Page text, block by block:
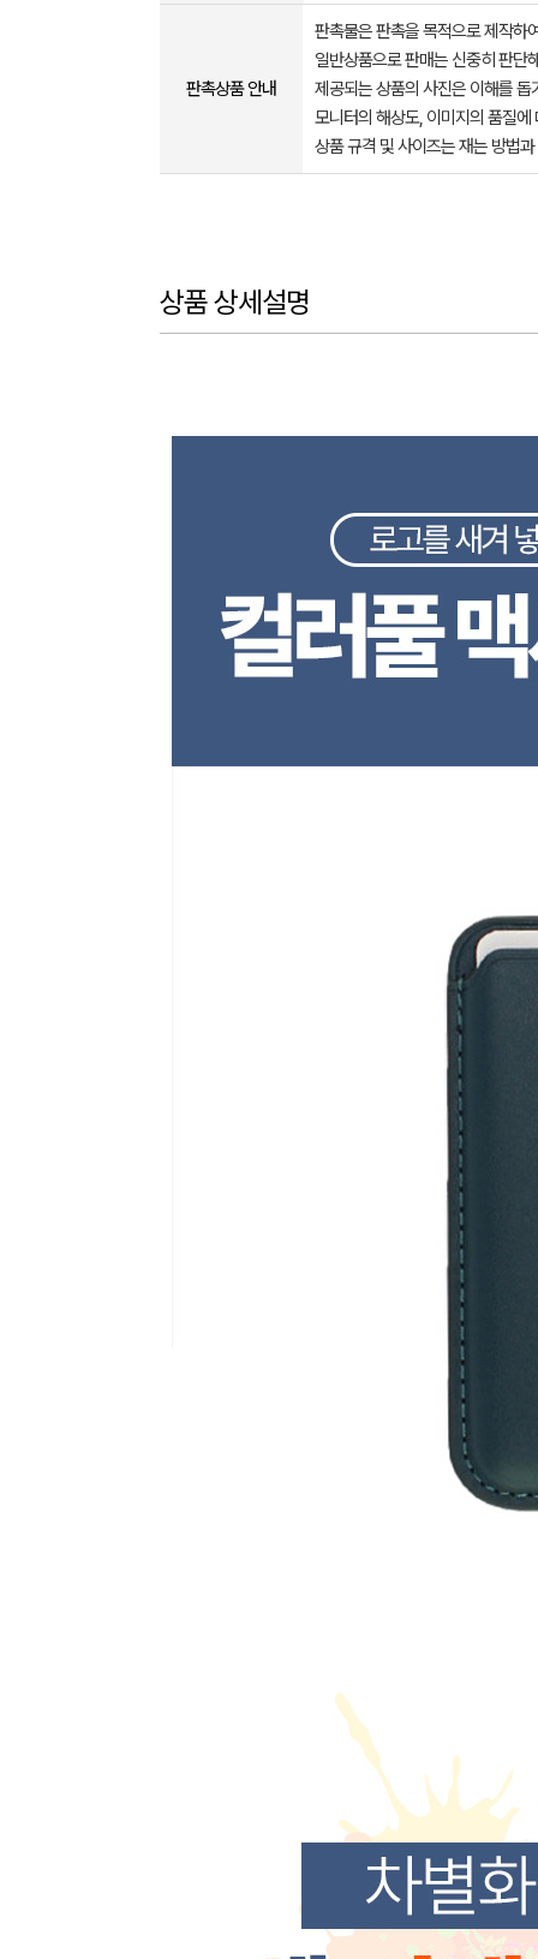
판촉상품 안내
판촉물은 판촉을 목적으로 제작하
일반상품으로 판매는 신중히 판단
제공되는 상품의 사진은 이해를
모니터의 해상도, 이미지의 품질
상품 규격 및 사이즈는 재는 방법
상품 상세설명